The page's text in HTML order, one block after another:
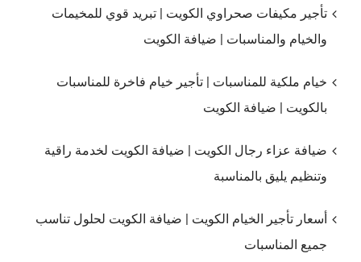
تأجير مكيفات صحراوي الكويت | تبريد قوي للمخيمات
والخيام والمناسبات | ضيافة الكويت
خيام ملكية للمناسبات | تأجير خيام فاخرة للمناسبات
بالكويت | ضيافة الكويت
ضيافة عزاء رجال الكويت | ضيافة الكويت لخدمة راقية
وتنظيم يليق بالمناسبة
أسعار تأجير الخيام الكويت | ضيافة الكويت لحلول تناسب
جميع المناسبات